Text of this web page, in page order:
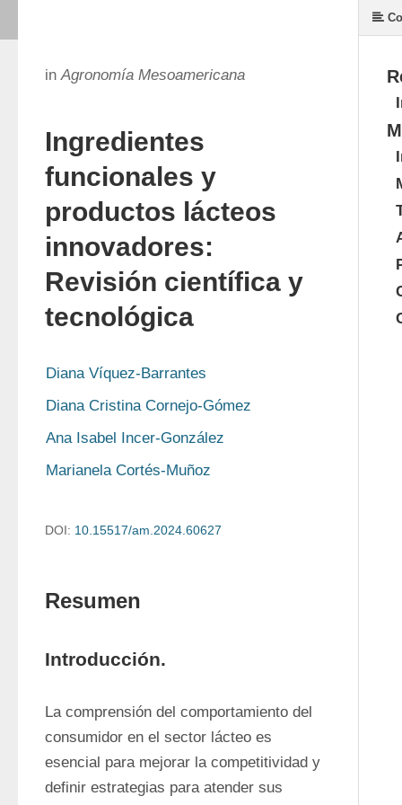
inAgronomía Mesoamericana
Ingredientes
funcionales y
productos lácteos
innovadores:
Revisión científica y
tecnológica
Diana Víquez-Barrantes
Diana Cristina Cornejo-Gómez
Ana Isabel Incer-González
Marianela Cortés-Muñoz
DOI: 10.15517/am.2024.60627
Resumen
Introducción.
La comprensión del comportamiento del
consumidor en el sector lácteo es
esencial para mejorar la competitividad y
definir estrategias para atender sus